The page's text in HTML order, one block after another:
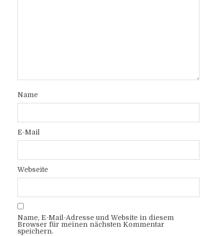
Name
E-Mail
Webseite
Name, E-Mail-Adresse und Website in diesem
Browser für meinen nächsten Kommentar
speichern.